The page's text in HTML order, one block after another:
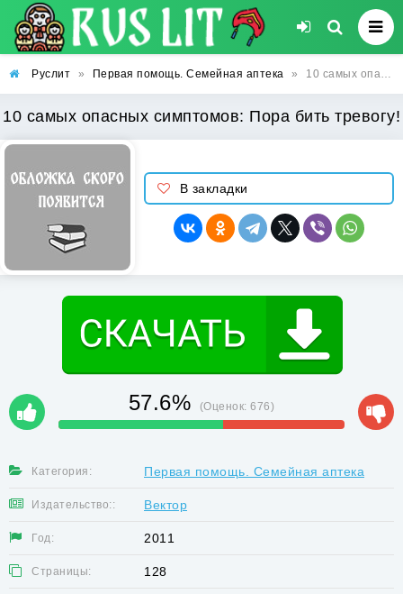
Руслит » Первая помощь. Семейная аптека » 10 самых опасных симптомов: Пора бить тревогу!
10 самых опасных симптомов: Пора бить тревогу!
В закладки
57.6% (Оценок:676)
Категория: Первая помощь. Семейная аптека
Издательство:: Вектор
Год: 2011
Страницы: 128